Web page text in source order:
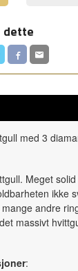
dette
med 3
Meget solid
ikke
andre
massivt
: